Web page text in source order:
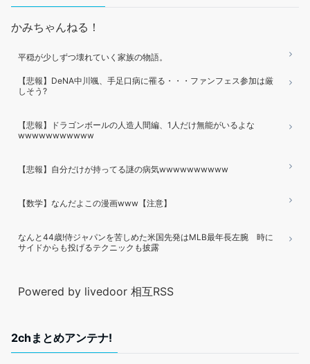
かみちゃんねる！
平穏が少しずつ壊れていく家族の物語。
【悲報】DeNA中川颯、手足口病に罹る・・・ファンフェス参加は厳
しそう?
【悲報】ドラゴンボールの人造人間編、1人だけ無能がいるよな
wwwwwwwwwww
【悲報】自分だけが持ってる謎の病気wwwwwwwwww
【数学】なんだよこの漫画www【注意】
なんと44歳!侍ジャパンを苦しめた米国先発はMLB最年長左腕 時に
サイドからも投げるテクニックも披露
Powered by livedoor 相互RSS
2chまとめアンテナ!